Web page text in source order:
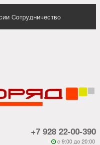
Сотрудничество
+7 928 22-00-390
 c 9:00 до 20:00